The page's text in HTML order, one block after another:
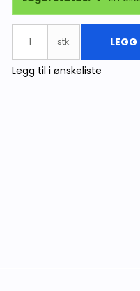
stk. LEGG
Legg til i ønskeliste